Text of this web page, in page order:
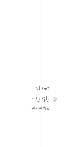
تعداد
بازدید :
132357